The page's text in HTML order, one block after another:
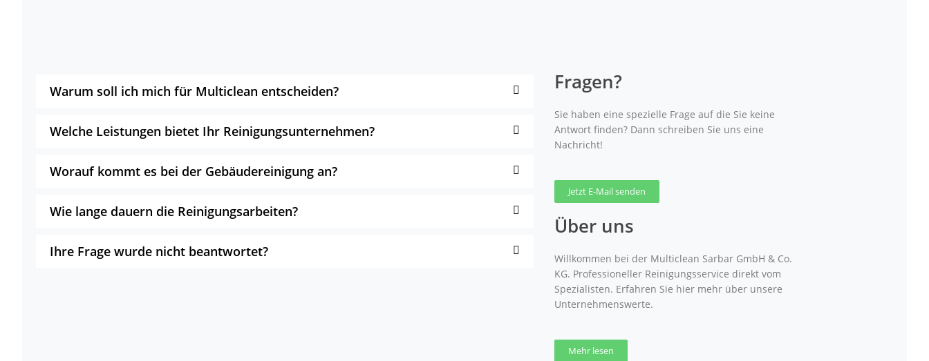
Warum soll ich mich für Multiclean entscheiden?
Welche Leistungen bietet Ihr Reinigungsunternehmen?
Worauf kommt es bei der Gebäudereinigung an?
Wie lange dauern die Reinigungsarbeiten?
Ihre Frage wurde nicht beantwortet?
Fragen?
Sie haben eine spezielle Frage auf die Sie keine
Antwort finden? Dann schreiben Sie uns eine
Nachricht!
Jetzt E-Mail senden
Über uns
Willkommen bei der Multiclean Sarbar GmbH & Co.
KG. Professioneller Reinigungsservice direkt vom
Spezialisten. Erfahren Sie hier mehr über unsere
Unternehmenswerte.
Mehr lesen